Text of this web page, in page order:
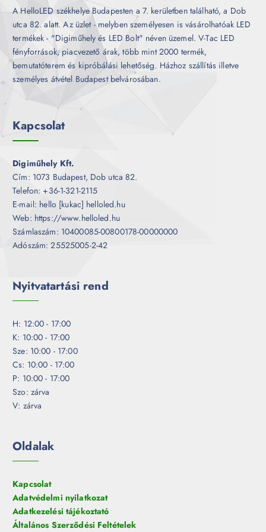
A HelloLED székhelye Budapesten a 7. kerületben található, a Dob
utca 82. alatt. Az üzlet - melyben személyesen is vásárolhatóak LED
termékek - "Digiműhely és LED Bolt" néven üzemel. V-Tac LED
fényforrások, piacvezető árak, több mint 2000 termék,
bemutatóterem és kipróbálási lehetőség. Házhoz szállítás illetve
személyes átvétel Budapest belvárosában.
Kapcsolat
Digiműhely Kft.
Cím: 1073 Budapest, Dob utca 82.
Telefon: +36-1-321-2115
E-mail: hello [kukac] helloled.hu
Web: https://www.helloled.hu
Számlaszám: 10400085-00800178-00000000
Adószám: 25525005-2-42
Nyitvatartási rend
H: 12:00 - 17:00
K: 10:00 - 17:00
Sze: 10:00 - 17:00
Cs: 10:00 - 17:00
P: 10:00 - 17:00
Szo: zárva
V: zárva
Oldalak
Kapcsolat
Adatvédelmi nyilatkozat
Adatkezelési tájékoztató
Általános Szerződési Feltételek